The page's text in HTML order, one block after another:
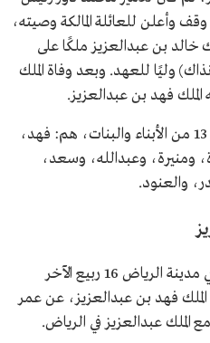
وأعلن للعائلة المالكة وصيته،
خالد بن عبدالعزيز ملكًا على
وليًا للعهد. وبعد وفاة الملك
الملك فهد بن عبدالعزيز.
أنجب الأمير محمد بن عبدالعزيز 13 من الأبناء والبنات، هم: فهد،
ومنيرة، وعبدالله، وسعد،
والعنود.
توفي الأمير محمد بن عبدالعزيز في مدينة الرياض 16 ربيع الآخر
في عهد الملك فهد بن عبدالعزيز، عن عمر